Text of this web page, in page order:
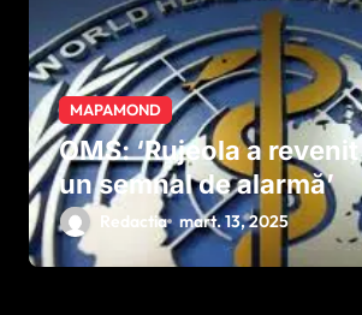
MAPAMOND
OMS: ‘Rujeola a
un semnal de alarmă’
Redactia mart. 13, 2025